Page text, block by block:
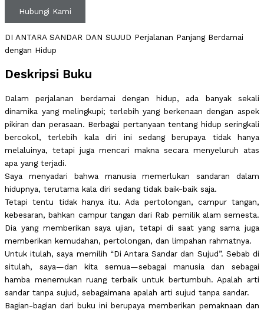
Hubungi Kami
DI ANTARA SANDAR DAN SUJUD Perjalanan Panjang Berdamai
dengan Hidup
Deskripsi Buku
Dalam perjalanan berdamai dengan hidup, ada banyak sekali
dinamika yang melingkupi; terlebih yang berkenaan dengan aspek
pikiran dan perasaan. Berbagai pertanyaan tentang hidup seringkali
bercokol, terlebih kala diri ini sedang berupaya tidak hanya
melaluinya, tetapi juga mencari makna secara menyeluruh atas
apa yang terjadi.
Saya menyadari bahwa manusia memerlukan sandaran dalam
hidupnya, terutama kala diri sedang tidak baik-baik saja.
Tetapi tentu tidak hanya itu. Ada pertolongan, campur tangan,
kebesaran, bahkan campur tangan dari Rab pemilik alam semesta.
Dia yang memberikan saya ujian, tetapi di saat yang sama juga
memberikan kemudahan, pertolongan, dan limpahan rahmatnya.
Untuk itulah, saya memilih “Di Antara Sandar dan Sujud”. Sebab di
situlah, saya—dan kita semua—sebagai manusia dan sebagai
hamba menemukan ruang terbaik untuk bertumbuh. Apalah arti
sandar tanpa sujud, sebagaimana apalah arti sujud tanpa sandar.
Bagian-bagian dari buku ini berupaya memberikan pemaknaan dan